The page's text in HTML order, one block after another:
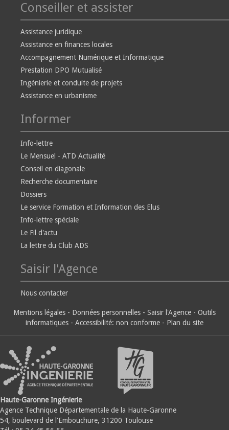
Conseiller et assister
Assistance juridique
Assistance en finances locales
Accompagnement Numérique et Informatique
Prestation DPO Mutualisé
Ingénierie et conduite de projets
Assistance en urbanisme
Informer
Info-lettre
Le Mensuel - ATD Actualité
Conseil en diagonale
Recherche documentaire
Dossiers
Le service Formation et Information des Elus
Info-lettre spéciale
Le Fil d'actu
La lettre du Club ADS
Saisir l'Agence
Nous contacter
Mentions légales - Données personnelles - Saisir l'Agence - Outils
informatiques - Accessibilité: non conforme - Plan du site
Haute-Garonne Ingénierie
Agence Technique Départementale de la Haute-Garonne
54, boulevard de l'Embouchure, 31200 Toulouse